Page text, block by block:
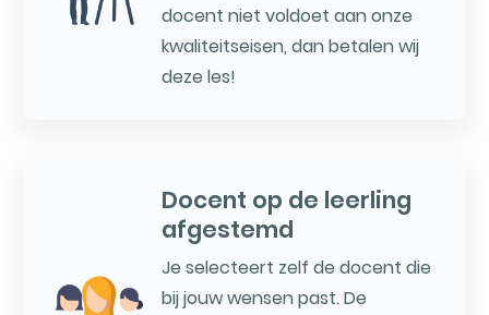
docent niet voldoet aan onze
kwaliteitseisen, dan betalen wij
deze les!
Docent op de leerling
afgestemd
Je selecteert zelf de docent die
bij jouw wensen past. De